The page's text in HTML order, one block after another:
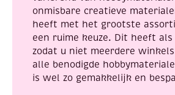
onmisbare creatieve
heeft met het grootste
een ruime keuze. Dit heeft
zodat u niet meerdere
alle benodigde
is wel zo gemakkelijk en